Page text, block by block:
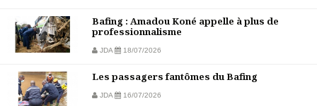
Bafing : Amadou Koné appelle à plus de
professionnalisme
JDA 18/07/2026
Les passagers fantômes du Bafing
JDA 16/07/2026